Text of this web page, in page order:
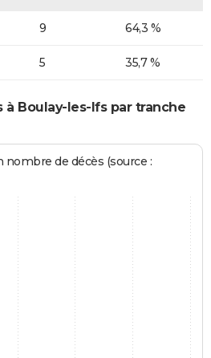
9 64,3 %
5 35,7 %
à Boulay-les-Ifs par tranche
de décès (source :